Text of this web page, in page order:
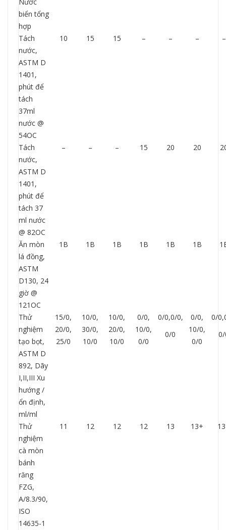
biển tổng
hợp
Tách
nước,
ASTM D
1401,
phút để
tách
37ml
nước @
54OC
10 15 15 – – – –
Tách
nước,
ASTM D
1401,
phút để
tách 37
ml nước
@ 82OC
– – – 15 20 20
Ăn mòn
lá đồng,
ASTM
D130, 24
giờ @
121OC
1B 1B 1B 1B 1B 1B
Thử
nghiệm
tạo bọt,
ASTM D
892, Dãy
I,II,III Xu
hướng /
ổn định,
ml/ml
15/0,
20/0,
25/0
10/0,
30/0,
10/0
10/0,
20/0,
10/0
0/0,
10/0,
0/0
0/0,0/0,
0/0
0/0,
10/0,
0/0
0/
Thử
nghiệm
cà mòn
bánh
răng
FZG,
A/8.3/90,
ISO
14635-1
11 12 12 12 13 13+